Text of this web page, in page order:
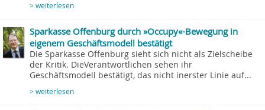
> weiterlesen
Sparkasse Offenburg durch »Occupy«-Bewegung in
eigenem Geschäftsmodell bestätigt
Die Sparkasse Offenburg sieht sich nicht als Zielscheibe
der Kritik. DieVerantwortlichen sehen ihr
Geschäftsmodell bestätigt, das nicht inerster Linie auf...
> weiterlesen